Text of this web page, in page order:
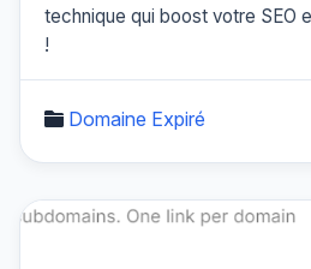
technique qui boost votre SEO
!
Domaine Expiré